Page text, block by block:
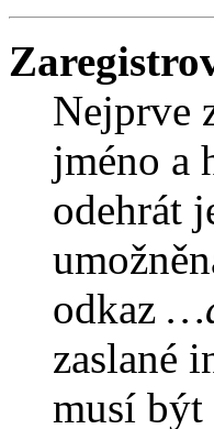
Nejprve
jméno a
odehrát
odkaz
zaslané
musí